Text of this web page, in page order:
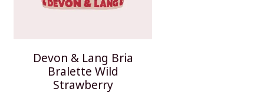
Devon & Lang Bria
Bralette Wild
Strawberry